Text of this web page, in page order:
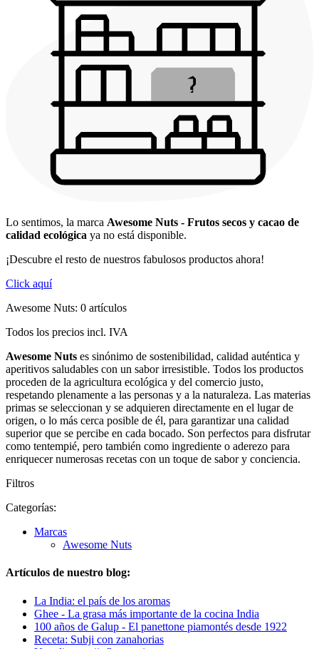
Lo sentimos, la marca Awesome Nuts - Frutos secos y cacao de
calidad ecológica ya no está disponible.
¡Descubre el resto de nuestros fabulosos productos ahora!
Click aquí
Awesome Nuts: 0 artículos
Todos los precios incl. IVA
Awesome Nuts es sinónimo de sostenibilidad, calidad auténtica y
aperitivos saludables con un sabor irresistible. Todos los productos
proceden de la agricultura ecológica y del comercio justo,
respetando plenamente a las personas y a la naturaleza. Las materias
primas se seleccionan y se adquieren directamente en el lugar de
origen, o lo más cerca posible de él, para garantizar una calidad
superior que se percibe en cada bocado. Son perfectos para disfrutar
como tentempié, pero también como ingrediente o aderezo para
enriquecer numerosas recetas con un toque de sabor y conciencia.
Filtros
Categorías:
Marcas
Awesome Nuts
Artículos de nuestro blog:
La India: el país de los aromas
Ghee - La grasa más importante de la cocina India
100 años de Galup - El panettone piamontés desde 1922
Receta: Subji con zanahorias